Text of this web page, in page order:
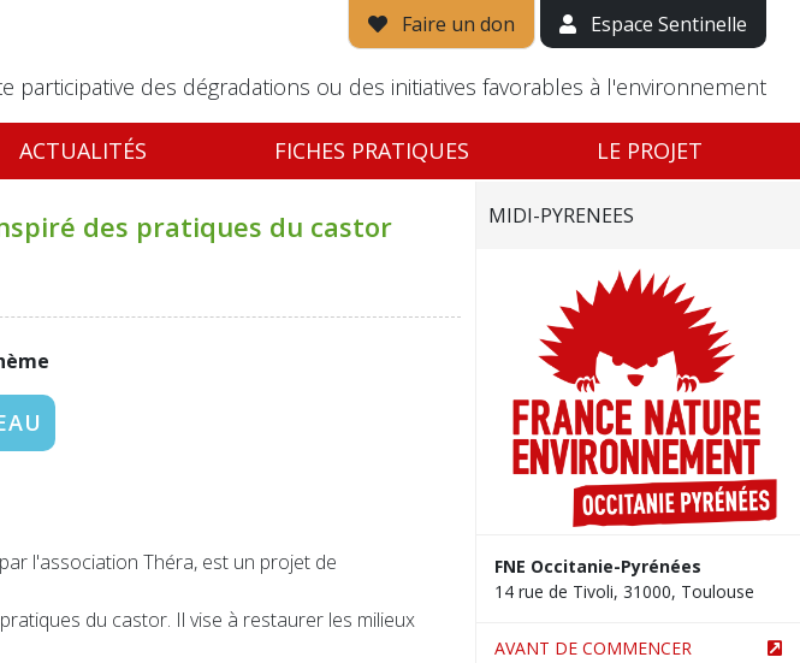
Faire un don Espace Sentinelle
participative des dégradations ou des initiatives favorables à l'environnement
ACTUALITÉS FICHES PRATIQUES LE PROJET
des pratiques du castor
l'association Théra, est un projet de
du castor. Il vise à restaurer les milieux
MIDI-PYRENEES
FNE Occitanie-Pyrénées
14 rue de Tivoli, 31000, Toulouse
AVANT DE COMMENCER